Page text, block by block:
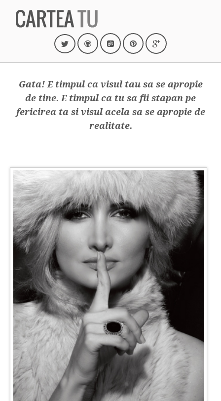
Gata! E timpul ca visul tau sa se apropie
de tine. E timpul ca tu sa fii stapan pe
fericirea ta si visul acela sa se apropie de
realitate.